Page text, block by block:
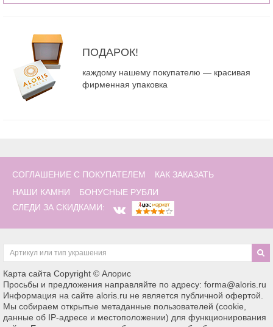
ПОДАРОК!
каждому нашему покупателю — красивая
фирменная упаковка
СОГЛАШЕНИЕ С ПОКУПАТЕЛЕМ
КАК ЗАКАЗАТЬ
НАШИ КАМНИ
БОНУСНЫЕ РУБЛИ
СЛЕДИ ЗА СКИДКАМИ:
Карта сайта Copyright © Алорис
Просьбы и предложения направляйте по адресу: forma@aloris.ru
Информация на сайте aloris.ru не является публичной офертой.
Мы собираем открытые метаданные пользователей (cookie,
данные об IP-адресе и местоположении) для функционирования